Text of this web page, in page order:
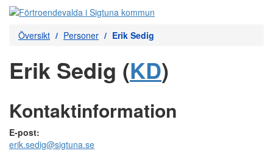
Översikt Personer Erik Sedig
Erik Sedig (KD)
Kontaktinformation
E-post:
erik.sedig@sigtuna.se